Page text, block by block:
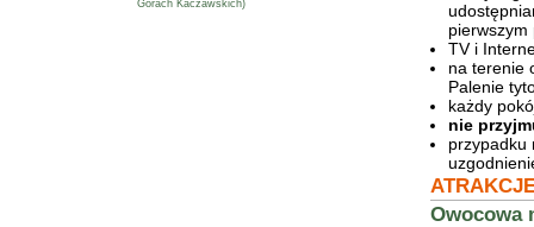
Górach Kaczawskich)
pierwszym
TV i
na terenie
Palenie
każdy
nie
przypadku
Owocowa